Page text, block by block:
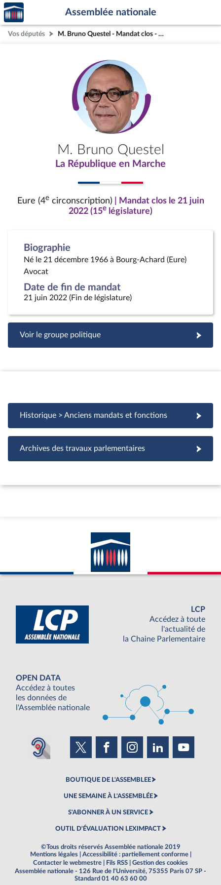
Aller au contenu
Aller en bas de la page
Accèder
à la
page
d'accueil
Assemblée nationale
Vos députés M. Bruno Questel - Mandat clos - Eure (4e circonscription)
M. Bruno Questel
La République en Marche
Eure (4ecirconscription)
| Mandat clos le 21 juin
2022 (15e législature)
Biographie
Né le 21 décembre 1966 à Bourg-Achard (Eure)
Avocat
Date de fin de mandat
21 juin 2022 (Fin de législature)
Voir le groupe politique
Historique > Anciens mandats et fonctions
Archives des travaux parlementaires
LCP
Accédez à toute
l'actualité de
la Chaine Parlementaire
OPEN DATA
Accédez à toutes
les données de
l'Assemblée nationale
BOUTIQUE DE L'ASSEMBLEE
UNE SEMAINE À L'ASSEMBLÉE
S'ABONNER À UN SERVICE
OUTIL D'ÉVALUATION LEXIMPACT
©Tous droits réservés Assemblée nationale 2019
Mentions légales
Accessibilité : partiellement conforme
Contacter le webmestre
Fils RSS
Gestion des cookies
Assemblée nationale - 126 Rue de l'Université, 75355 Paris 07 SP -
Standard 01 40 63 60 00